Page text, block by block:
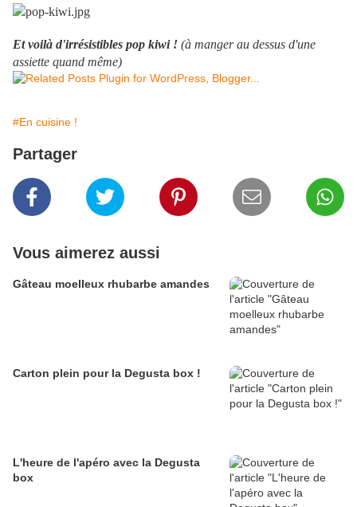
Et voilà d'irrésistibles pop kiwi ! (à manger au dessus d'une
assiette quand même)
#En cuisine !
Partager
Vous aimerez aussi
Gâteau moelleux rhubarbe amandes
Carton plein pour la Degusta box !
L'heure de l'apéro avec la Degusta
box